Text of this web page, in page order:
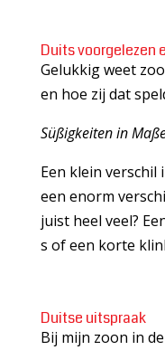
Duits voorgelezen
Gelukkig weet
en hoe zij dat
Süßigkeiten in
Een klein verschil
een enorm
juist heel veel?
s of een korte
Duitse uitspraak
Bij mijn zoon in